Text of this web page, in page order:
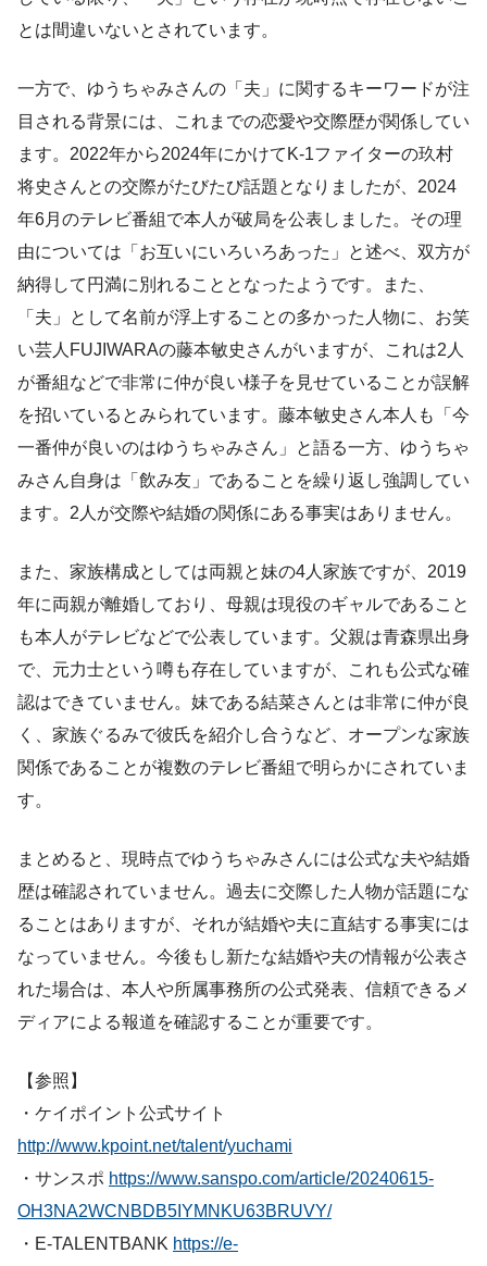
とは間違いないとされています。
一方で、ゆうちゃみさんの「夫」に関するキーワードが注
目される背景には、これまでの恋愛や交際歴が関係してい
ます。2022年から2024年にかけてK-1ファイターの玖村
将史さんとの交際がたびたび話題となりましたが、2024
年6月のテレビ番組で本人が破局を公表しました。その理
由については「お互いにいろいろあった」と述べ、双方が
納得して円満に別れることとなったようです。また、
「夫」として名前が浮上することの多かった人物に、お笑
い芸人FUJIWARAの藤本敏史さんがいますが、これは2人
が番組などで非常に仲が良い様子を見せていることが誤解
を招いているとみられています。藤本敏史さん本人も「今
一番仲が良いのはゆうちゃみさん」と語る一方、ゆうちゃ
みさん自身は「飲み友」であることを繰り返し強調してい
ます。2人が交際や結婚の関係にある事実はありません。
また、家族構成としては両親と妹の4人家族ですが、2019
年に両親が離婚しており、母親は現役のギャルであること
も本人がテレビなどで公表しています。父親は青森県出身
で、元力士という噂も存在していますが、これも公式な確
認はできていません。妹である結菜さんとは非常に仲が良
く、家族ぐるみで彼氏を紹介し合うなど、オープンな家族
関係であることが複数のテレビ番組で明らかにされていま
す。
まとめると、現時点でゆうちゃみさんには公式な夫や結婚
歴は確認されていません。過去に交際した人物が話題にな
ることはありますが、それが結婚や夫に直結する事実には
なっていません。今後もし新たな結婚や夫の情報が公表さ
れた場合は、本人や所属事務所の公式発表、信頼できるメ
ディアによる報道を確認することが重要です。
【参照】
・ケイポイント公式サイト
http://www.kpoint.net/talent/yuchami
・サンスポ https://www.sanspo.com/article/20240615-
OH3NA2WCNBDB5IYMNKU63BRUVY/
・E-TALENTBANK https://e-